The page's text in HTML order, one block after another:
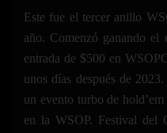
Este fue el tercer anillo
año. Comenzó ganando el
entrada de $500 en
unos días después de
un evento turbo de
en la WSOP. Festival del